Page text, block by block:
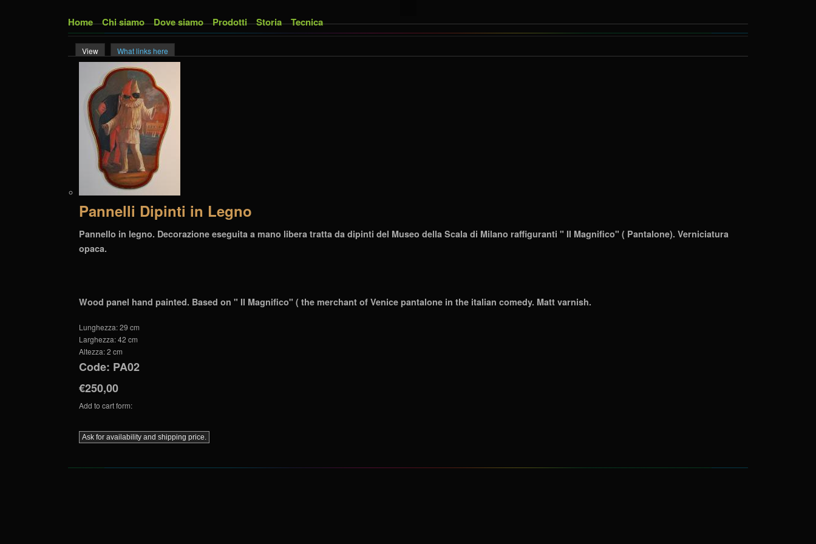
Home Chi siamo Dove siamo Prodotti Storia Tecnica
Primary tabs
View (active tab)
What links here
Pannelli Dipinti in Legno
Pannello in legno. Decorazione eseguita a mano libera tratta da dipinti del Museo della Scala di Milano raffiguranti " Il Magnifico" ( Pantalone). Verniciatura
opaca.
Wood panel hand painted. Based on " Il Magnifico" ( the merchant of Venice pantalone in the italian comedy. Matt varnish.
Lunghezza:29 cm
Larghezza:42 cm
Altezza:2 cm
Code: PA02
€250,00
Add to cart form: